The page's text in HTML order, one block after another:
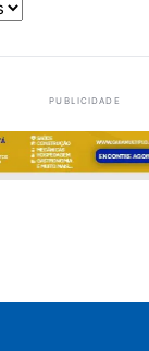
PUBLICIDADE